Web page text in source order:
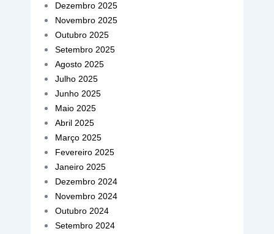
Dezembro 2025
Novembro 2025
Outubro 2025
Setembro 2025
Agosto 2025
Julho 2025
Junho 2025
Maio 2025
Abril 2025
Março 2025
Fevereiro 2025
Janeiro 2025
Dezembro 2024
Novembro 2024
Outubro 2024
Setembro 2024